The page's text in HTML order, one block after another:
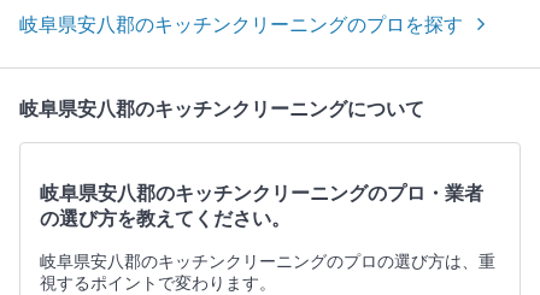
岐阜県安八郡のキッチンクリーニングのプロを探す
岐阜県安八郡のキッチンクリーニングについて
岐阜県安八郡のキッチンクリーニングのプロ・業者
の選び方を教えてください。
岐阜県安八郡のキッチンクリーニングのプロの選び方は、重
視するポイントで変わります。